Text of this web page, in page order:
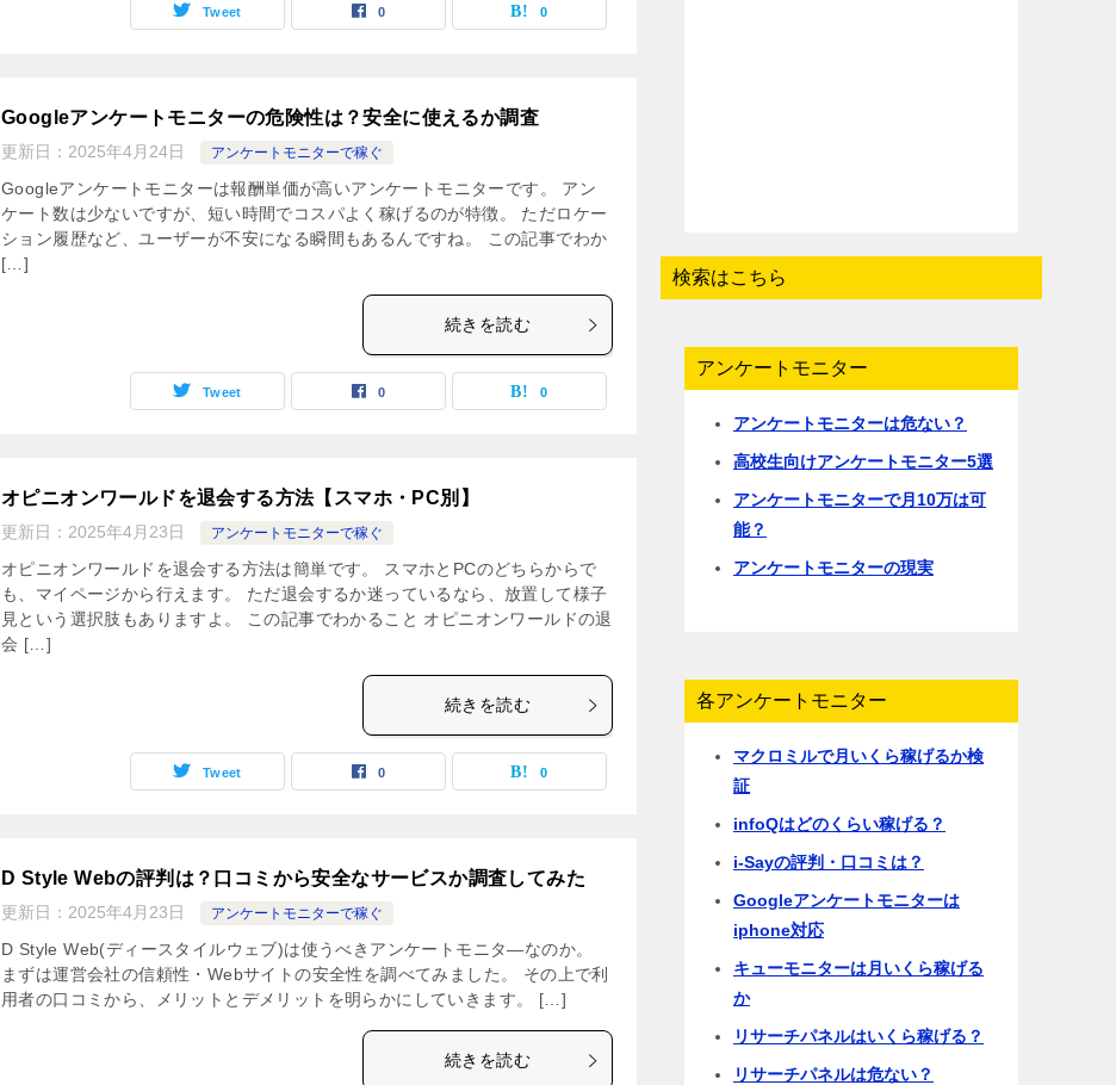
Tweet 0 0
Googleアンケートモニターの危険性は？安全に使えるか調査
更新日： 2025年4月24日 アンケートモニターで稼ぐ
Googleアンケートモニターは報酬単価が高いアンケートモニターです。 アン
ケート数は少ないですが、短い時間でコスパよく稼げるのが特徴。 ただロケー
ション履歴など、ユーザーが不安になる瞬間もあるんですね。 この記事でわか
[…]
続きを読む
Tweet 0 0
オピニオンワールドを退会する方法【スマホ・PC別】
更新日： 2025年4月23日 アンケートモニターで稼ぐ
オピニオンワールドを退会する方法は簡単です。 スマホとPCのどちらからで
も、マイページから行えます。 ただ退会するか迷っているなら、放置して様子
見という選択肢もありますよ。 この記事でわかること オピニオンワールドの退
会 […]
続きを読む
Tweet 0 0
D Style Webの評判は？口コミから安全なサービスか調査してみた
更新日： 2025年4月23日 アンケートモニターで稼ぐ
D Style Web(ディースタイルウェブ)は使うべきアンケートモニタ―なのか。
まずは運営会社の信頼性・Webサイトの安全性を調べてみました。 その上で利
用者の口コミから、メリットとデメリットを明らかにしていきます。 […]
続きを読む
検索はこちら
アンケートモニター
アンケートモニターは危ない？
高校生向けアンケートモニター5選
アンケートモニターで月10万は可
能？
アンケートモニターの現実
各アンケートモニター
マクロミルで月いくら稼げるか検
証
infoQはどのくらい稼げる？
i-Sayの評判・口コミは？
Googleアンケートモニターは
iphone対応
キューモニターは月いくら稼げる
か
リサーチパネルはいくら稼げる？
リサーチパネルは危ない？